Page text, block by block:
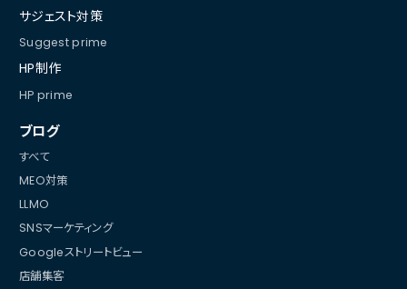
サジェスト対策
Suggest prime
HP制作
HP prime
ブログ
すべて
MEO対策
LLMO
SNSマーケティング
Googleストリートビュー
店舗集客